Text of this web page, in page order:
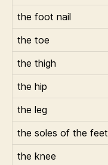
the foot nail
the toe
the thigh
the hip
the leg
the soles of the feet
the knee